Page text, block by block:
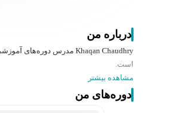
درباره من
است.
مشاهده بیشتر
دوره‌های من